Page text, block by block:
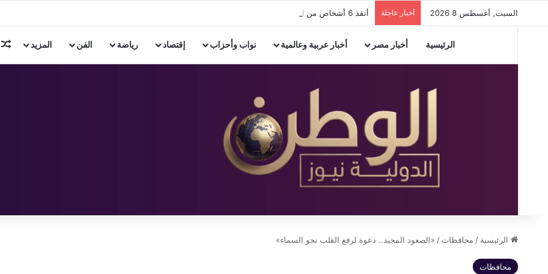
السبت, أغسطس 8 2026 أخبار عاجلة أنقذ 6 أشخاص من الغرق.. مصرع شاب غرقًا أثناء محاولته إنقاذهم بشاطئ البيطاش في الإسكندرية
الرئيسية أخبار مصر أخبار عربية وعالمية نواب وأحزاب إقتصاد رياضة الفن المزيد
الرئيسية / محافظات / «الصعود المجيد.. دعوة لرفع القلب نحو السماء»
محافظات